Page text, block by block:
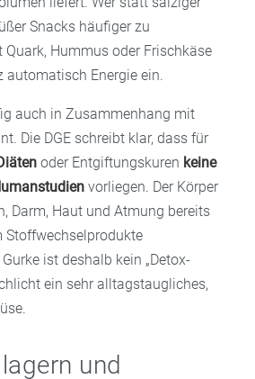
Snacks häufiger zu
Quark, Hummus oder Frischkäse
automatisch Energie ein.
auch in Zusammenhang mit
Die DGE schreibt klar, dass für
oder Entgiftungskuren keine
vorliegen. Der Körper
Darm, Haut und Atmung bereits
Stoffwechselprodukte
ist deshalb kein „Detox-
ein sehr alltagstaugliches,
und